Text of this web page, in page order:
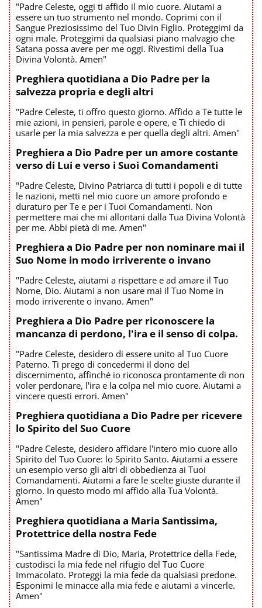
"Padre Celeste, oggi ti affido il mio cuore. Aiutami a
essere un tuo strumento nel mondo. Coprimi con il
Sangue Preziosissimo del Tuo Divin Figlio. Proteggimi da
ogni male. Proteggimi da qualsiasi piano malvagio che
Satana possa avere per me oggi. Rivestimi della Tua
Divina Volontà. Amen"
Preghiera quotidiana a Dio Padre per la
salvezza propria e degli altri
"Padre Celeste, ti offro questo giorno. Affido a Te tutte le
mie azioni, in pensieri, parole e opere, e Ti chiedo di
usarle per la mia salvezza e per quella degli altri. Amen"
Preghiera a Dio Padre per un amore costante
verso di Lui e verso i Suoi Comandamenti
"Padre Celeste, Divino Patriarca di tutti i popoli e di tutte
le nazioni, metti nel mio cuore un amore profondo e
duraturo per Te e per i Tuoi Comandamenti. Non
permettere mai che mi allontani dalla Tua Divina Volontà
per me. Abbi pietà di me. Amen"
Preghiera a Dio Padre per non nominare mai il
Suo Nome in modo irriverente o invano
"Padre Celeste, aiutami a rispettare e ad amare il Tuo
Nome, Dio. Aiutami a non usare mai il Tuo Nome in
modo irriverente o invano. Amen"
Preghiera a Dio Padre per riconoscere la
mancanza di perdono, l'ira e il senso di colpa.
"Padre Celeste, desidero di essere unito al Tuo Cuore
Paterno. Ti prego di concedermi il dono del
discernimento, affinché io riconosca prontamente di non
voler perdonare, l'ira e la colpa nel mio cuore. Aiutami a
vincere questi errori. Amen"
Preghiera quotidiana a Dio Padre per ricevere
lo Spirito del Suo Cuore
"Padre Celeste, desidero affidare l'intero mio cuore allo
Spirito del Tuo Cuore: lo Spirito Santo. Aiutami a essere
un esempio verso gli altri di obbedienza ai Tuoi
Comandamenti. Aiutami a fare le scelte giuste durante il
giorno. In questo modo mi affido alla Tua Volontà.
Amen"
Preghiera quotidiana a Maria Santissima,
Protettrice della nostra Fede
"Santissima Madre di Dio, Maria, Protettrice della Fede,
custodisci la mia fede nel rifugio del Tuo Cuore
Immacolato. Proteggi la mia fede da qualsiasi predone.
Esponimi le minacce alla mia fede e aiutami a vincerle.
Amen"